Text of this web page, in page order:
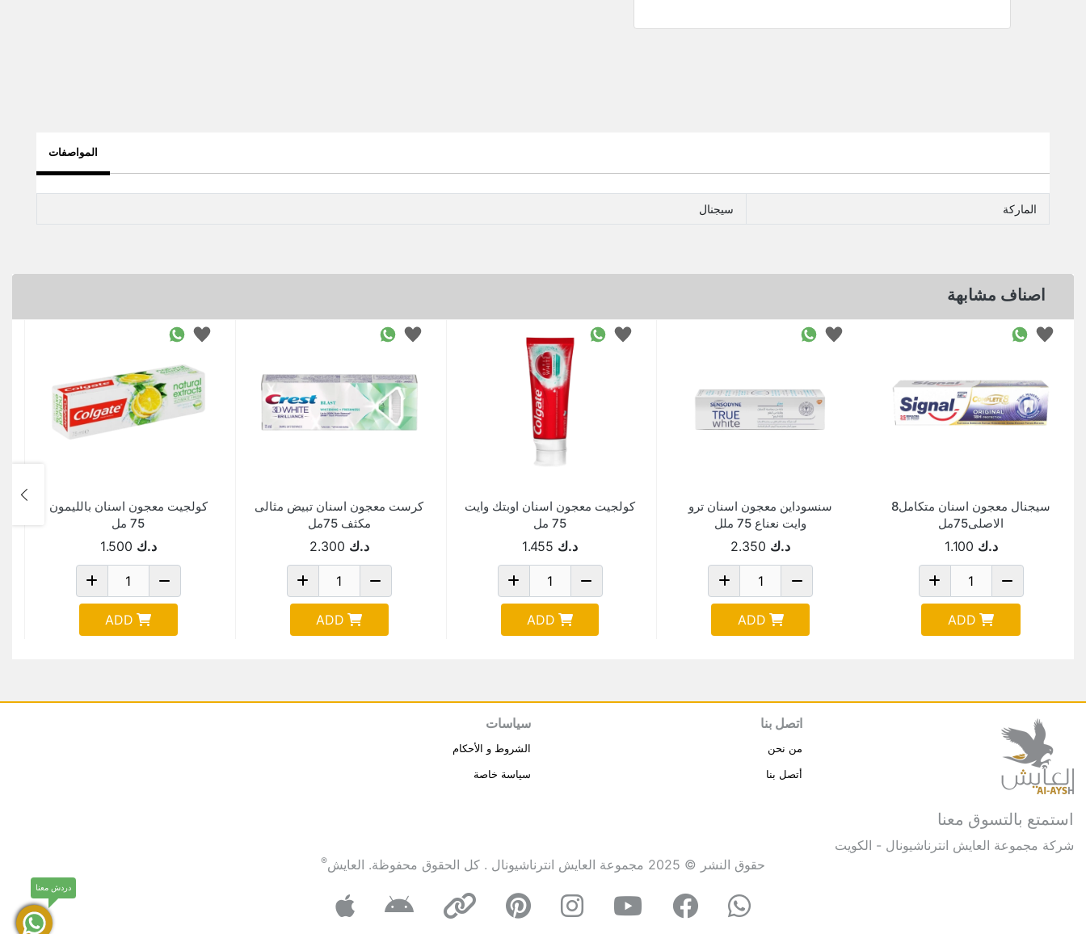
المواصفات
الماركة سيجنال
اصناف مشابهة
سيجنال معجون اسنان متكامل8
الاصلى75مل
د.ك 1.100
ADD
سنسوداين معجون اسنان ترو
وايت نعناع 75 ملل
د.ك 2.350
ADD
كولجيت معجون اسنان اوبتك وايت
75 مل
د.ك 1.455
ADD
كرست معجون اسنان تبيض مثالى
مكثف 75مل
د.ك 2.300
ADD
كولجيت معجون اسنان بالليمون
75 مل
د.ك 1.500
ADD
استمتع بالتسوق معنا
شركة مجموعة العايش انترناشيونال - الكويت
اتصل بنا
من نحن
أتصل بنا
سياسات
الشروط و الأحكام
سياسة خاصة
حقوق النشر © 2025 مجموعة العايش انترناشيونال . كل الحقوق محفوظة. العايش®
دردش معنا